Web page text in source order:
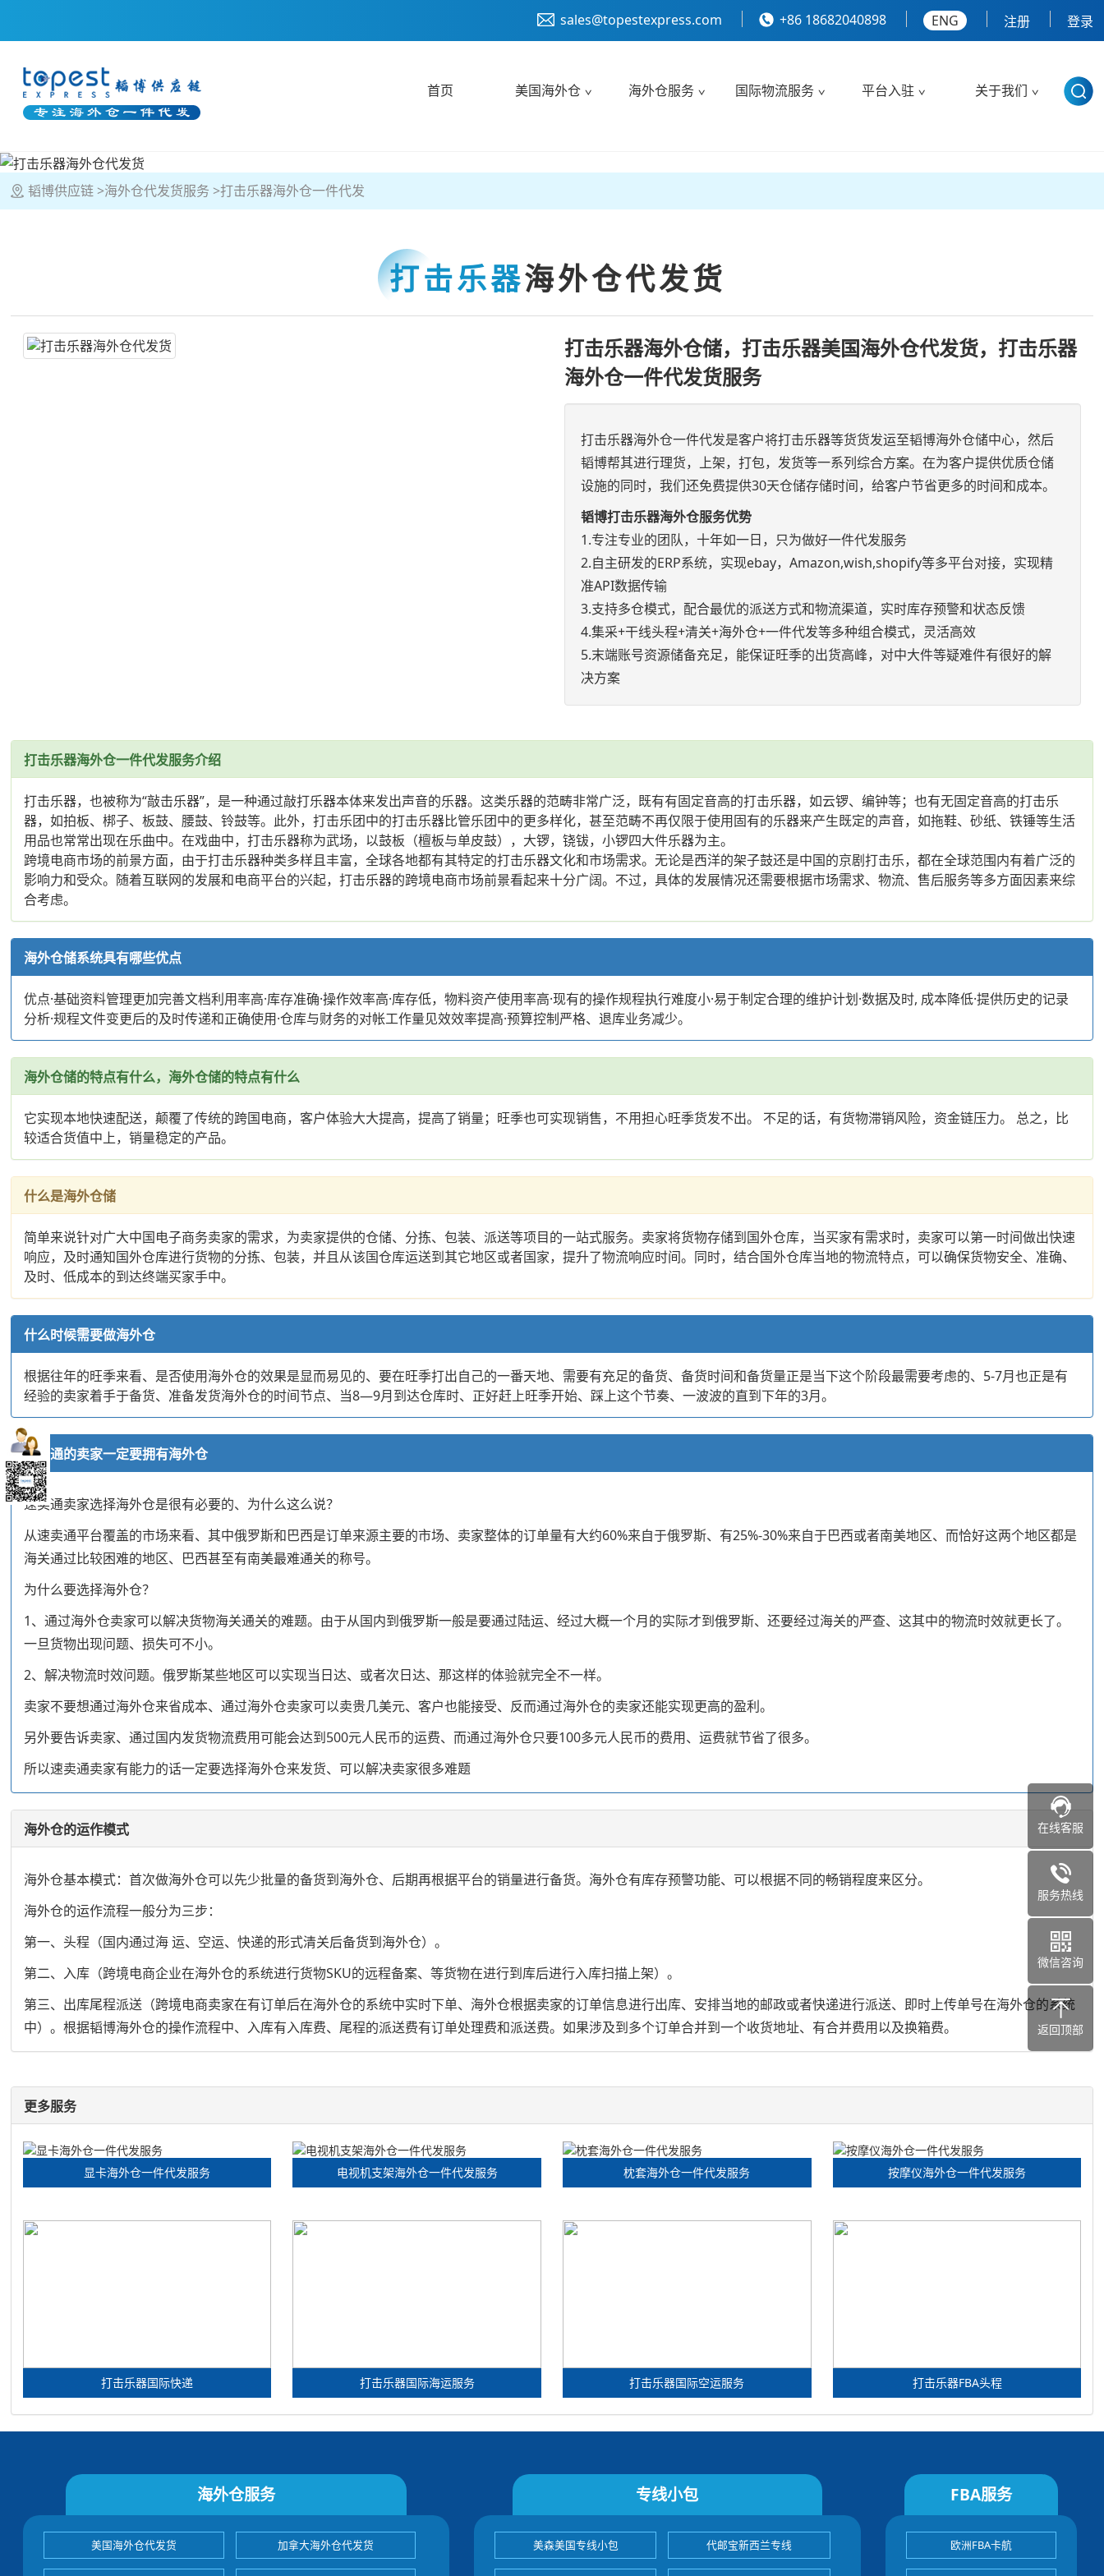
sales@topestexpress.com +86 18682040898 ENG 注册 登录
首页 美国海外仓 海外仓服务 国际物流服务 平台入驻 关于我们
韬博供应链 海外仓代发货服务 打击乐器海外仓一件代发
打击乐器海外仓代发货
打击乐器海外仓储，打击乐器美国海外仓代发货，打击乐器
海外仓一件代发货服务
打击乐器海外仓一件代发是客户将打击乐器等货货发运至韬博海外仓储中心，然后
韬博帮其进行理货，上架，打包，发货等一系列综合方案。在为客户提供优质仓储
设施的同时，我们还免费提供30天仓储存储时间，给客户节省更多的时间和成本。
韬博打击乐器海外仓服务优势
1.专注专业的团队，十年如一日，只为做好一件代发服务
2.自主研发的ERP系统，实现ebay，Amazon,wish,shopify等多平台对接，实现精
准API数据传输
3.支持多仓模式，配合最优的派送方式和物流渠道，实时库存预警和状态反馈
4.集采+干线头程+清关+海外仓+一件代发等多种组合模式，灵活高效
5.末端账号资源储备充足，能保证旺季的出货高峰，对中大件等疑难件有很好的解
决方案
打击乐器海外仓一件代发服务介绍
打击乐器，也被称为“敲击乐器”，是一种通过敲打乐器本体来发出声音的乐器。这类乐器的范畴非常广泛，既有有固定音高的打击乐器，如云锣、编钟等；也有无固定音高的打击乐
器，如拍板、梆子、板鼓、腰鼓、铃鼓等。此外，打击乐团中的打击乐器比管乐团中的更多样化，甚至范畴不再仅限于使用固有的乐器来产生既定的声音，如拖鞋、砂纸、铁锤等生活
用品也常常出现在乐曲中。在戏曲中，打击乐器称为武场，以鼓板（檀板与单皮鼓），大锣，铙钹，小锣四大件乐器为主。
跨境电商市场的前景方面，由于打击乐器种类多样且丰富，全球各地都有其特定的打击乐器文化和市场需求。无论是西洋的架子鼓还是中国的京剧打击乐，都在全球范围内有着广泛的
影响力和受众。随着互联网的发展和电商平台的兴起，打击乐器的跨境电商市场前景看起来十分广阔。不过，具体的发展情况还需要根据市场需求、物流、售后服务等多方面因素来综
合考虑。
海外仓储系统具有哪些优点
优点·基础资料管理更加完善文档利用率高·库存准确·操作效率高·库存低，物料资产使用率高·现有的操作规程执行难度小·易于制定合理的维护计划·数据及时, 成本降低·提供历史的记录
分析·规程文件变更后的及时传递和正确使用·仓库与财务的对帐工作量见效效率提高·预算控制严格、退库业务减少。
海外仓储的特点有什么，海外仓储的特点有什么
它实现本地快速配送，颠覆了传统的跨国电商，客户体验大大提高，提高了销量；旺季也可实现销售，不用担心旺季货发不出。 不足的话，有货物滞销风险，资金链压力。 总之，比
较适合货值中上，销量稳定的产品。
什么是海外仓储
简单来说针对广大中国电子商务卖家的需求，为卖家提供的仓储、分拣、包装、派送等项目的一站式服务。卖家将货物存储到国外仓库，当买家有需求时，卖家可以第一时间做出快速
响应，及时通知国外仓库进行货物的分拣、包装，并且从该国仓库运送到其它地区或者国家，提升了物流响应时间。同时，结合国外仓库当地的物流特点，可以确保货物安全、准确、
及时、低成本的到达终端买家手中。
什么时候需要做海外仓
根据往年的旺季来看、是否使用海外仓的效果是显而易见的、要在旺季打出自己的一番天地、需要有充足的备货、备货时间和备货量正是当下这个阶段最需要考虑的、5-7月也正是有
经验的卖家着手于备货、准备发货海外仓的时间节点、当8—9月到达仓库时、正好赶上旺季开始、踩上这个节奏、一波波的直到下年的3月。
速卖通的卖家一定要拥有海外仓
速卖通卖家选择海外仓是很有必要的、为什么这么说？
从速卖通平台覆盖的市场来看、其中俄罗斯和巴西是订单来源主要的市场、卖家整体的订单量有大约60%来自于俄罗斯、有25%-30%来自于巴西或者南美地区、而恰好这两个地区都是
海关通过比较困难的地区、巴西甚至有南美最难通关的称号。
为什么要选择海外仓？
1、通过海外仓卖家可以解决货物海关通关的难题。由于从国内到俄罗斯一般是要通过陆运、经过大概一个月的实际才到俄罗斯、还要经过海关的严查、这其中的物流时效就更长了。
一旦货物出现问题、损失可不小。
2、解决物流时效问题。俄罗斯某些地区可以实现当日达、或者次日达、那这样的体验就完全不一样。
卖家不要想通过海外仓来省成本、通过海外仓卖家可以卖贵几美元、客户也能接受、反而通过海外仓的卖家还能实现更高的盈利。
另外要告诉卖家、通过国内发货物流费用可能会达到500元人民币的运费、而通过海外仓只要100多元人民币的费用、运费就节省了很多。
所以速卖通卖家有能力的话一定要选择海外仓来发货、可以解决卖家很多难题
海外仓的运作模式
海外仓基本模式：首次做海外仓可以先少批量的备货到海外仓、后期再根据平台的销量进行备货。海外仓有库存预警功能、可以根据不同的畅销程度来区分。
海外仓的运作流程一般分为三步：
第一、头程（国内通过海 运、空运、快递的形式清关后备货到海外仓）。
第二、入库（跨境电商企业在海外仓的系统进行货物SKU的远程备案、等货物在进行到库后进行入库扫描上架）。
第三、出库尾程派送（跨境电商卖家在有订单后在海外仓的系统中实时下单、海外仓根据卖家的订单信息进行出库、安排当地的邮政或者快递进行派送、即时上传单号在海外仓的系统
中）。根据韬博海外仓的操作流程中、入库有入库费、尾程的派送费有订单处理费和派送费。如果涉及到多个订单合并到一个收货地址、有合并费用以及换箱费。
更多服务
显卡海外仓一件代发服务 电视机支架海外仓一件代发服务 枕套海外仓一件代发服务 按摩仪海外仓一件代发服务
打击乐器国际快递 打击乐器国际海运服务 打击乐器国际空运服务 打击乐器FBA头程
海外仓服务
美国海外仓代发货 加拿大海外仓代发货
专线小包
美森美国专线小包 代邮宝新西兰专线
FBA服务
欧洲FBA卡航
在线客服
服务热线
微信咨询
返回顶部